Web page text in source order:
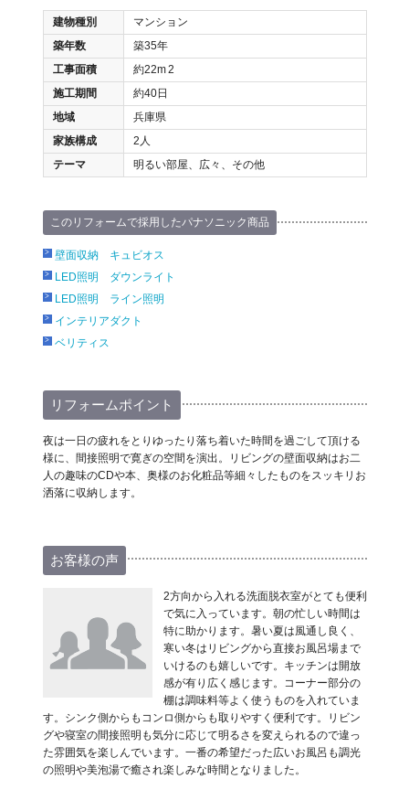
建物種別
マンション
築年数
築35年
工事面積
約22m2
施工期間
約40日
地域
兵庫県
家族構成
2人
テーマ
明るい部屋、広々、その他
このリフォームで採用したパナソニック商品
壁面収納 キュビオス
LED照明 ダウンライト
LED照明 ライン照明
インテリアダクト
ベリティス
リフォームポイント
夜は一日の疲れをとりゆったり落ち着いた時間を過ごして頂ける
様に、間接照明で寛ぎの空間を演出。リビングの壁面収納はお二
人の趣味のCDや本、奥様のお化粧品等細々したものをスッキリお
洒落に収納します。
お客様の声
2方向から入れる洗面脱衣室がとても便利
で気に入っています。朝の忙しい時間は
特に助かります。暑い夏は風通し良く、
寒い冬はリビングから直接お風呂場まで
いけるのも嬉しいです。キッチンは開放
感が有り広く感じます。コーナー部分の
棚は調味料等よく使うものを入れていま
す。シンク側からもコンロ側からも取りやすく便利です。リビン
グや寝室の間接照明も気分に応じて明るさを変えられるので違っ
た雰囲気を楽しんでいます。一番の希望だった広いお風呂も調光
の照明や美泡湯で癒され楽しみな時間となりました。